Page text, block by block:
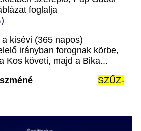
foglalja
)
kisévi (365 napos)
irányban forognak körbe,
Kos követi, majd a Bika...
és Iszméné SZŰZ-